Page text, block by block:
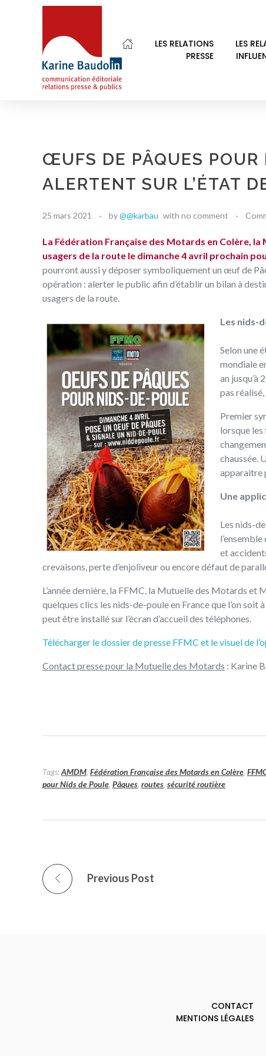
LES RELATIONS
PRESSE
LES
ŒUFS DE PÂQUES POUR
ALERTENT SUR L’ÉTAT
25 mars 2021 by@@karbau with no comment
La Fédération Française des Motards en Colère,
usagers de la route le dimanche 4 avril prochain
pourront aussi y déposer symboliquement un œuf de
opération : alerter le public afin d’établir un bilan à
usagers de la route.
Les nids-
Selon une
mondiale
an jusqu’à
pas
Premier
lorsque les
chaussée.
apparaitre
Une
Les nids-
et
crevaisons, perte d’enjoliveur ou encore défaut de
L’année dernière, la FFMC, la Mutuelle des Motards et
quelques clics les nids-de-poule en France que l’on
peut être installé sur l’écran d’accueil des téléphones.
Télécharger le dossier de presse FFMC et le visuel de
Contact presse pour la Mutuelle des Motards : Karine
Tags:AMDM, Fédération Française des Motards en Colère,
pour Nids de Poule, Pâques, routes, sécurité routière
Previous Post
CONTACT
MENTIONS LÉGALES